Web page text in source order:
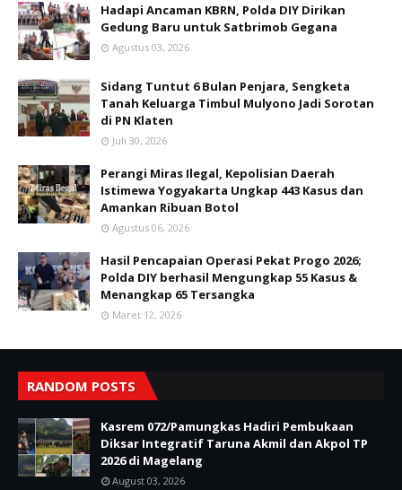
Hadapi Ancaman KBRN, Polda DIY Dirikan
Gedung Baru untuk Satbrimob Gegana
Agustus 03, 2026
Sidang Tuntut 6 Bulan Penjara, Sengketa
Tanah Keluarga Timbul Mulyono Jadi Sorotan
di PN Klaten
Juli 30, 2026
Perangi Miras Ilegal, Kepolisian Daerah
Istimewa Yogyakarta Ungkap 443 Kasus dan
Amankan Ribuan Botol
Agustus 06, 2026
Hasil Pencapaian Operasi Pekat Progo 2026;
Polda DIY berhasil Mengungkap 55 Kasus &
Menangkap 65 Tersangka
Maret 12, 2026
RANDOM POSTS
Kasrem 072/Pamungkas Hadiri Pembukaan
Diksar Integratif Taruna Akmil dan Akpol TP
2026 di Magelang
August 03, 2026